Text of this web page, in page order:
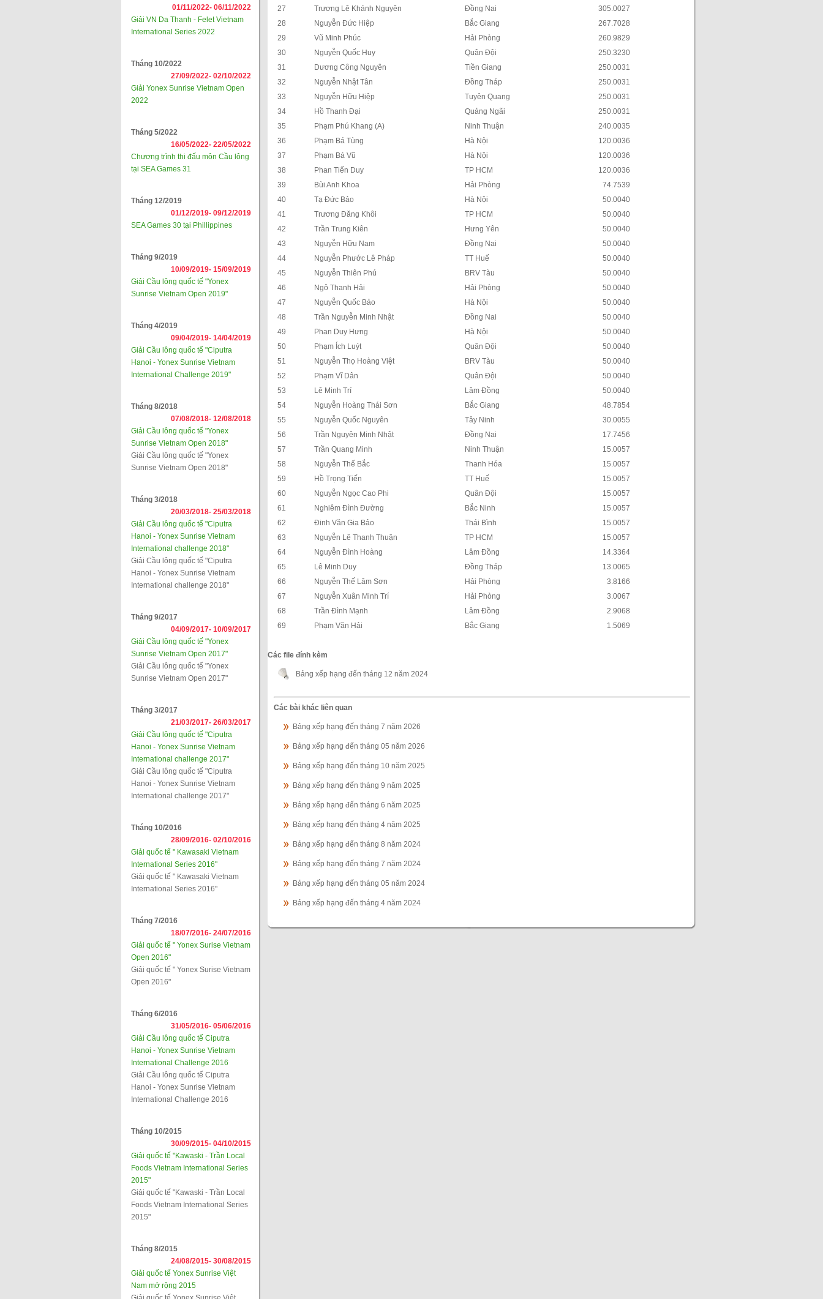
01/11/2022- 06/11/2022
Giải VN Da Thanh - Felet Vietnam
International Series 2022
Tháng 10/2022
27/09/2022- 02/10/2022
Giải Yonex Sunrise Vietnam Open
2022
Tháng 5/2022
16/05/2022- 22/05/2022
Chương trình thi đấu môn Cầu lông
tại SEA Games 31
Tháng 12/2019
01/12/2019- 09/12/2019
SEA Games 30 tại Phillippines
Tháng 9/2019
10/09/2019- 15/09/2019
Giải Cầu lông quốc tế "Yonex
Sunrise Vietnam Open 2019"
Tháng 4/2019
09/04/2019- 14/04/2019
Giải Cầu lông quốc tế "Ciputra
Hanoi - Yonex Sunrise Vietnam
International Challenge 2019"
Tháng 8/2018
07/08/2018- 12/08/2018
Giải Cầu lông quốc tế "Yonex
Sunrise Vietnam Open 2018"
Giải Cầu lông quốc tế "Yonex
Sunrise Vietnam Open 2018"
Tháng 3/2018
20/03/2018- 25/03/2018
Giải Cầu lông quốc tế "Ciputra
Hanoi - Yonex Sunrise Vietnam
International challenge 2018"
Giải Cầu lông quốc tế "Ciputra
Hanoi - Yonex Sunrise Vietnam
International challenge 2018"
Tháng 9/2017
04/09/2017- 10/09/2017
Giải Cầu lông quốc tế "Yonex
Sunrise Vietnam Open 2017"
Giải Cầu lông quốc tế "Yonex
Sunrise Vietnam Open 2017"
Tháng 3/2017
21/03/2017- 26/03/2017
Giải Cầu lông quốc tế "Ciputra
Hanoi - Yonex Sunrise Vietnam
International challenge 2017"
Giải Cầu lông quốc tế "Ciputra
Hanoi - Yonex Sunrise Vietnam
International challenge 2017"
Tháng 10/2016
28/09/2016- 02/10/2016
Giải quốc tế " Kawasaki Vietnam
International Series 2016"
Giải quốc tế " Kawasaki Vietnam
International Series 2016"
Tháng 7/2016
18/07/2016- 24/07/2016
Giải quốc tế " Yonex Surise Vietnam
Open 2016"
Giải quốc tế " Yonex Surise Vietnam
Open 2016"
Tháng 6/2016
31/05/2016- 05/06/2016
Giải Cầu lông quốc tế Ciputra
Hanoi - Yonex Sunrise Vietnam
International Challenge 2016
Giải Cầu lông quốc tế Ciputra
Hanoi - Yonex Sunrise Vietnam
International Challenge 2016
Tháng 10/2015
30/09/2015- 04/10/2015
Giải quốc tế "Kawaski - Trần Local
Foods Vietnam International Series
2015"
Giải quốc tế "Kawaski - Trần Local
Foods Vietnam International Series
2015"
Tháng 8/2015
24/08/2015- 30/08/2015
Giải quốc tế Yonex Sunrise Việt
Nam mở rộng 2015
27
Trương Lê Khánh Nguyên Đồng Nai 305.0027
28
Nguyễn Đức Hiệp Bắc Giang 267.7028
29
Vũ Minh Phúc Hải Phòng 260.9829
30
Nguyễn Quốc Huy Quân Đội 250.3230
31
Dương Công Nguyên Tiền Giang 250.0031
32
Nguyễn Nhật Tân Đồng Tháp 250.0031
33
Nguyễn Hữu Hiệp Tuyên Quang 250.0031
34
Hồ Thanh Đại Quảng Ngãi 250.0031
35
Phạm Phú Khang (A) Ninh Thuận 240.0035
36
Phạm Bá Tùng Hà Nội 120.0036
37
Phạm Bá Vũ Hà Nội 120.0036
38
Phan Tiến Duy TP HCM 120.0036
39
Bùi Anh Khoa Hải Phòng 74.7539
40
Tạ Đức Bảo Hà Nội 50.0040
41
Trương Đăng Khôi TP HCM 50.0040
42
Trần Trung Kiên Hưng Yên 50.0040
43
Nguyễn Hữu Nam Đồng Nai 50.0040
44
Nguyễn Phước Lê Pháp TT Huế 50.0040
45
Nguyễn Thiên Phú BRV Tàu 50.0040
46
Ngô Thanh Hải Hải Phòng 50.0040
47
Nguyễn Quốc Bảo Hà Nội 50.0040
48
Trần Nguyễn Minh Nhật Đồng Nai 50.0040
49
Phan Duy Hưng Hà Nội 50.0040
50
Phạm Ích Luýt Quân Đội 50.0040
51
Nguyễn Thọ Hoàng Việt BRV Tàu 50.0040
52
Phạm Vĩ Dân Quân Đội 50.0040
53
Lê Minh Trí Lâm Đồng 50.0040
54
Nguyễn Hoàng Thái Sơn Bắc Giang 48.7854
55
Nguyễn Quốc Nguyên Tây Ninh 30.0055
56
Trần Nguyên Minh Nhật Đồng Nai 17.7456
57
Trần Quang Minh Ninh Thuận 15.0057
58
Nguyễn Thế Bắc Thanh Hóa 15.0057
59
Hồ Trọng Tiến TT Huế 15.0057
60
Nguyễn Ngọc Cao Phi Quân Đội 15.0057
61
Nghiêm Đình Đường Bắc Ninh 15.0057
62
Đinh Văn Gia Bảo Thái Bình 15.0057
63
Nguyễn Lê Thanh Thuận TP HCM 15.0057
64
Nguyễn Đình Hoàng Lâm Đồng 14.3364
65
Lê Minh Duy Đồng Tháp 13.0065
66
Nguyễn Thế Lâm Sơn Hải Phòng 3.8166
67
Nguyễn Xuân Minh Trí Hải Phòng 3.0067
68
Trần Đình Mạnh Lâm Đồng 2.9068
69
Phạm Văn Hải Bắc Giang 1.5069
Các file đính kèm
Bảng xếp hạng đến tháng 12 năm 2024
Các bài khác liên quan
Bảng xếp hạng đến tháng 7 năm 2026
Bảng xếp hạng đến tháng 05 năm 2026
Bảng xếp hạng đến tháng 10 năm 2025
Bảng xếp hạng đến tháng 9 năm 2025
Bảng xếp hạng đến tháng 6 năm 2025
Bảng xếp hạng đến tháng 4 năm 2025
Bảng xếp hạng đến tháng 8 năm 2024
Bảng xếp hạng đến tháng 7 năm 2024
Bảng xếp hạng đến tháng 05 năm 2024
Bảng xếp hạng đến tháng 4 năm 2024